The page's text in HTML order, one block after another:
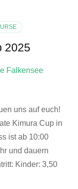
2025
uns auf euch!
Kimura Cup in
ist ab 10:00
und dauern
Kinder: 3,50